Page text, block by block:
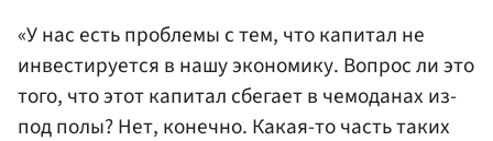
«У нас есть проблемы с тем, что капитал не
инвестируется в нашу экономику. Вопрос ли это
того, что этот капитал сбегает в чемоданах из-
под полы? Нет, конечно. Какая-то часть таких